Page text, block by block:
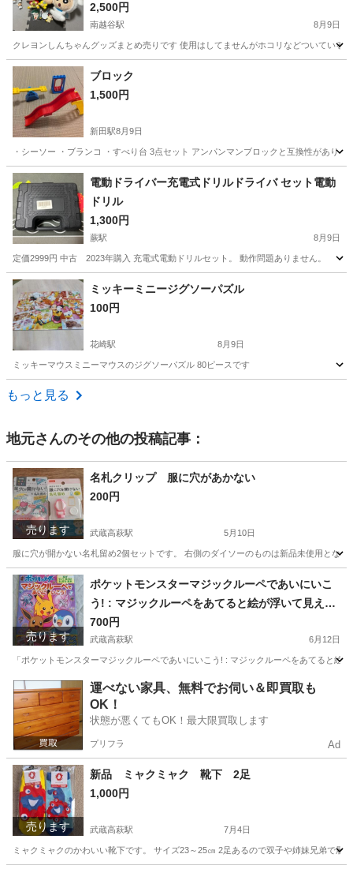
2,500円
南越谷駅 8月9日
クレヨンしんちゃんグッズまとめ売りです 使用はしてませんがホコリなどついている
埼玉 越谷市 南越谷駅
ブロック
1,500円
新田駅8月9日
・シーソー ・ブランコ ・すべり台 3点セット アンパンマンブロックと互換性があ
埼玉 草加市 新田駅 おもちゃ
電動ドライバー充電式ドリルドライバ セット電動
ドリル
1,300円
蕨駅 8月9日
定価2999円 中古 2023年購入 充電式電動ドリルセット。 動作問題ありません。
埼玉 蕨市 ポータブルゲーム
ミッキーミニージグソーパズル
100円
花崎駅 8月9日
ミッキーマウスミニーマウスのジグソーパズル 80ピースです
埼玉 加須市
もっと見る
地元さんのその他の投稿記事：
売ります
名札クリップ 服に穴があかない
200円
武蔵高萩駅 5月10日
服に穴が開かない名札留め2個セットです。 右側のダイソーのものは新品未使用とな
埼玉 日高市 武蔵高萩駅 キッズ用品 埼玉 鶴ヶ島市
西大家駅 キッズ用品 名札
売ります
ポケットモンスターマジックルーペであいにいこ
う! : マジックルーペをあてると絵が浮いて見える!
ふしぎな絵本
700円
武蔵高萩駅 6月12日
「ポケットモンスターマジックルーペであいにいこう! : マジックルーペをあてると
埼玉 日高市 武蔵高萩駅 絵本 ルーペ
運べない家具、無料でお伺い＆即買取も
OK！
状態が悪くてもOK！最大限買取します
プリフラ Ad
売ります
新品 ミャクミャク 靴下 2足
1,000円
武蔵高萩駅 7月4日
ミャクミャクのかわいい靴下です。 サイズ23～25㎝ 2足あるので双子や姉妹兄弟で